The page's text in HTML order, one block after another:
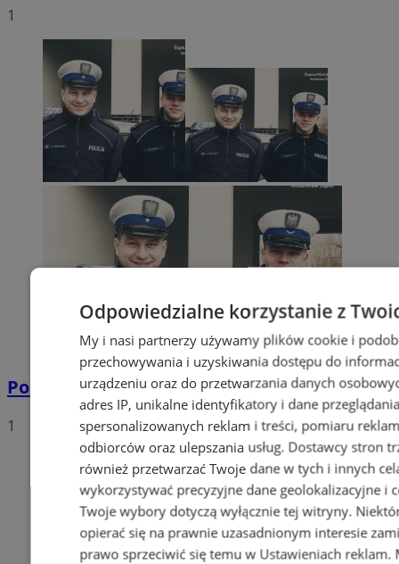
1
Policyjna eskorta na porodówkę
1
Odpowiedzialne korzystanie z
My i nasi partnerzy używamy plików cookie i
przechowywania i uzyskiwania dostępu do
urządzeniu oraz do przetwarzania danych
adres IP, unikalne identyfikatory i dane
spersonalizowanych reklam i treści, pomiaru
odbiorców oraz ulepszania usług. Dostawcy stron
również przetwarzać Twoje dane w tych i innych
wykorzystywać precyzyjne dane geolokalizacyjne i
Twoje wybory dotyczą wyłącznie tej witryny.
opierać się na prawnie uzasadnionym interesie
prawo sprzeciwić się temu w Ustawieniach reklam.